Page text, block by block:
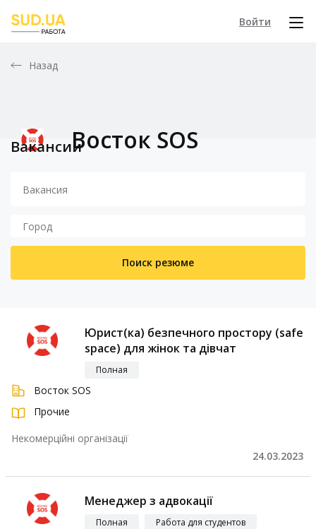
Войти
Назад
Восток SOS
Вакансии
Поиск резюме
Юрист(ка) безпечного простору (safe
space) для жінок та дівчат
Полная
Восток SOS
Прочие
Некомерційні організації
24.03.2023
Менеджер з адвокації
Полная Работа для студентов